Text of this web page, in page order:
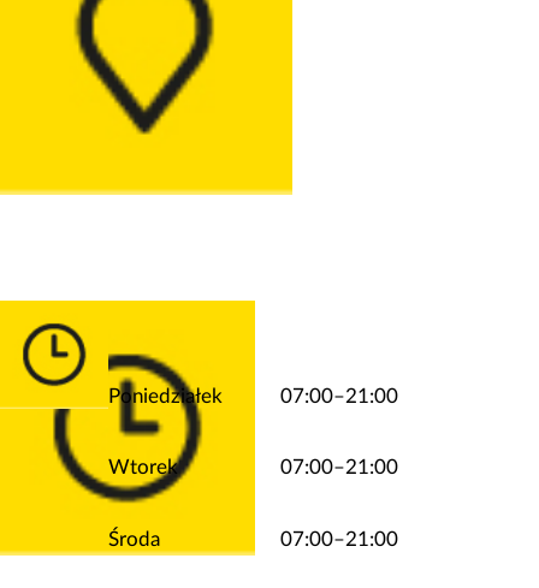
Poniedziałek 07:00–21:00
Wtorek 07:00–21:00
Środa 07:00–21:00